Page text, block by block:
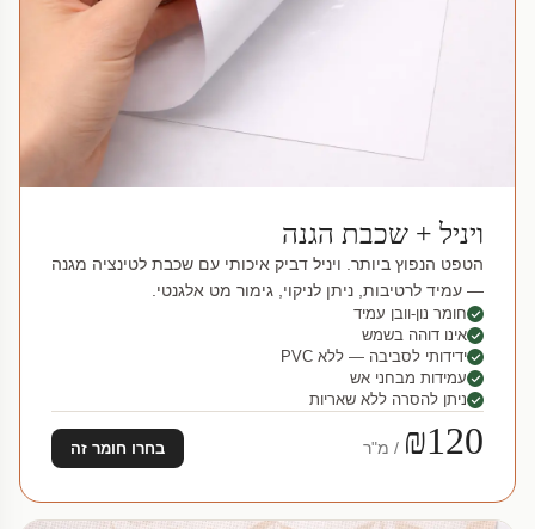
ויניל + שכבת הגנה
הטפט הנפוץ ביותר. ויניל דביק איכותי עם שכבת לטינציה מגנה
— עמיד לרטיבות, ניתן לניקוי, גימור מט אלגנטי.
חומר נון-וובן עמיד
אינו דוהה בשמש
ידידותי לסביבה — ללא PVC
עמידות מבחני אש
ניתן להסרה ללא שאריות
₪120 / מ"ר בחרו חומר זה